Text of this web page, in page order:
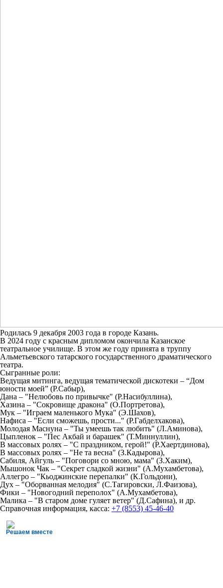
Родилась 9 декабря 2003 года в городе Казань.
В 2024 году с красным дипломом окончила Казанское
театральное училище. В этом же году принята в труппу
Альметьевского татарского государственного драматического
театра.
Сыгранные роли:
Ведущая митинга, ведущая тематической дискотеки – “Дом
юности моей” (Р.Сабыр),
Дана – "Нелюбовь по привычке" (Р.Насибуллина),
Хазина – "Сокровище дракона" (О.Портретова),
Мук – "Играем маленького Мука" (Э.Шахов),
Нафиса – "Если сможешь, прости..." (Р.Габделхакова),
Молодая Маснуна – "Ты умеешь так любить" (Л.Аминова),
Цыпленок – "Пес Акбай и барашек" (Т.Миннуллин),
В массовых ролях – "С праздником, герой!" (Р.Хаертдинова),
В массовых ролях – "Не та весна" (З.Кадырова),
Сабиля, Айгуль – "Поговори со мною, мама" (З.Хаким),
Мышонок Чак – "Секрет сладкой жизни" (А.Мухамбетова),
Аллегро – "Кьоджинские перепалки" (К.Гольдони),
Дух – "Оборванная мелодия" (С.Тагировски, Л.Фаизова),
Фики – "Новогодний переполох" (А.Мухамбетова),
Малика – "В старом доме гуляет ветер" (Д.Сафина), и др.
Справочная информация, касса: +7 (8553) 45-46-40
Решаем вместе